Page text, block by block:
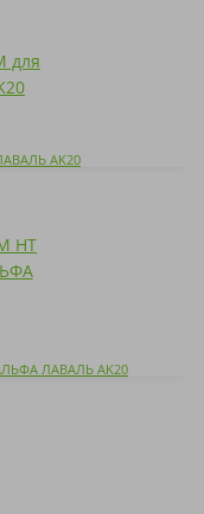
AK20
ЛАВАЛЬ AK20